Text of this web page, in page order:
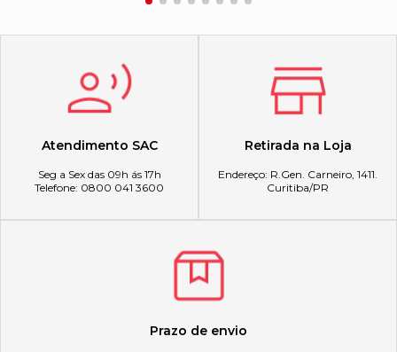
Atendimento SAC
Seg a Sex das 09h ás 17h
Telefone: 0800 041 3600
Retirada na Loja
Endereço: R.Gen. Carneiro, 1411.
Curitiba/PR
Prazo de envio